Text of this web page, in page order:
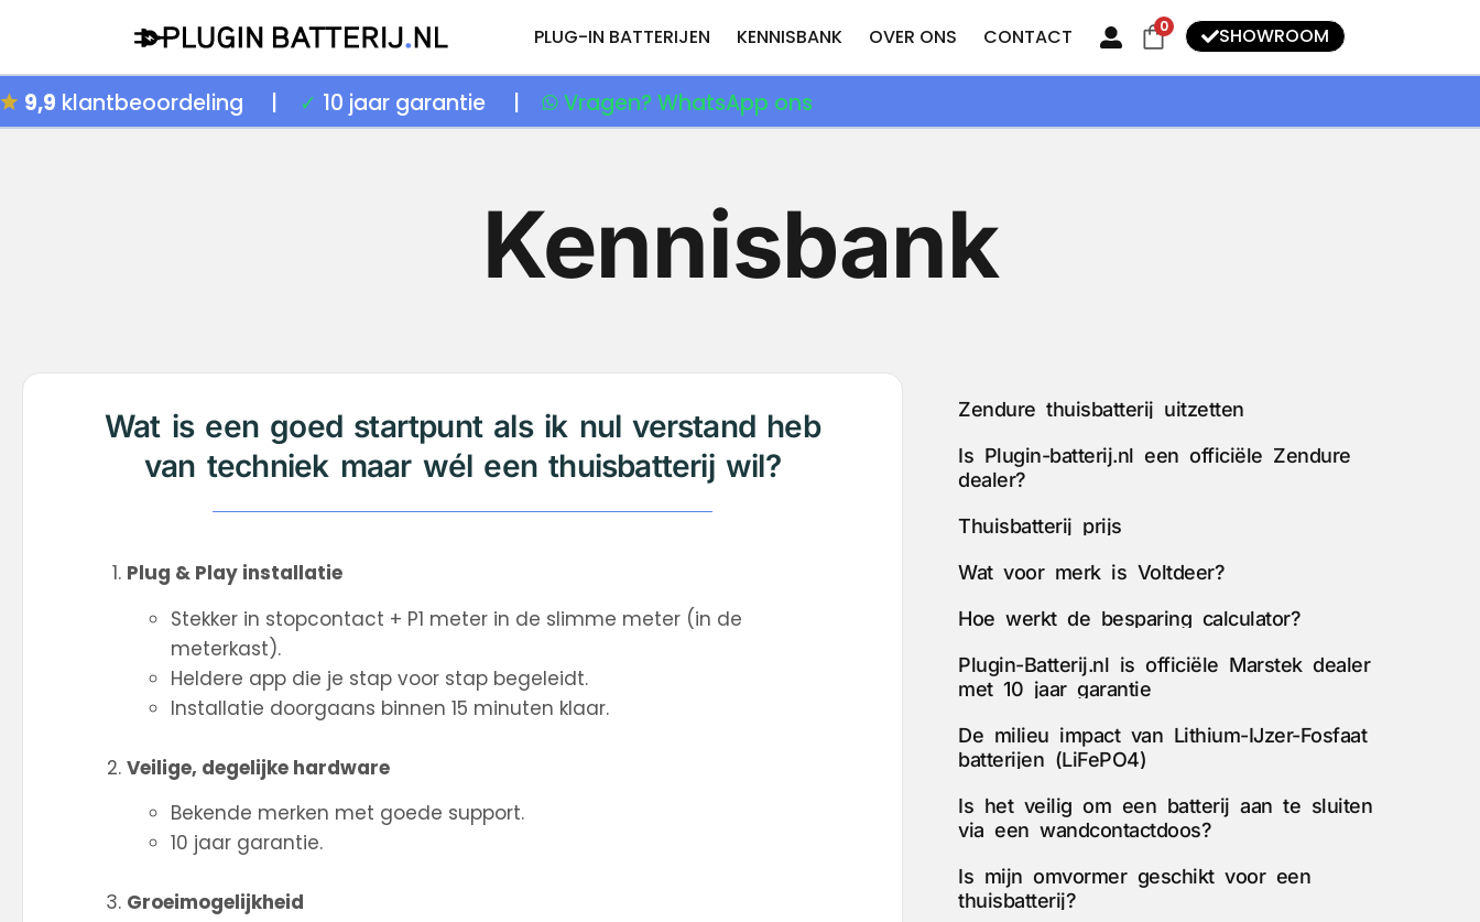
PLUG-IN BATTERIJEN KENNISBANK OVER ONS CONTACT 0 SHOWROOM
9,9 klantbeoordeling ✓ 10 jaar garantie | Vragen? WhatsApp ons
Kennisbank
Wat is een goed startpunt als ik nul verstand heb
van techniek maar wél een thuisbatterij wil?
Plug & Play installatie
Stekker in stopcontact + P1 meter in de slimme meter (in de
meterkast).
Heldere app die je stap voor stap begeleidt.
Installatie doorgaans binnen 15 minuten klaar.
Veilige, degelijke hardware
Bekende merken met goede support.
10 jaar garantie.
Groeimogelijkheid
Zendure thuisbatterij uitzetten
Is Plugin-batterij.nl een officiële Zendure
dealer?
Thuisbatterij prijs
Wat voor merk is Voltdeer?
Hoe werkt de besparing calculator?
Plugin-Batterij.nl is officiële Marstek dealer
met 10 jaar garantie
De milieu impact van Lithium-IJzer-Fosfaat
batterijen (LiFePO4)
Is het veilig om een batterij aan te sluiten
via een wandcontactdoos?
Is mijn omvormer geschikt voor een
thuisbatterij?